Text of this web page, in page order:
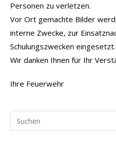
Personen zu verletzen.
Vor Ort gemachte Bilder
interne Zwecke, zur
Schulungszwecken eingesetzt.
Wir danken Ihnen für Ihr
Ihre Feuerwehr